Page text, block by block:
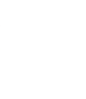
2008